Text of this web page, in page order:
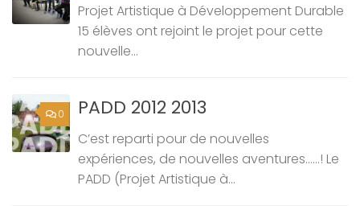
Projet Artistique à Développement Durable
15 élèves ont rejoint le projet pour cette
nouvelle...
0 PADD 2012 2013
C’est reparti pour de nouvelles
expériences, de nouvelles aventures……! Le
PADD (Projet Artistique à...